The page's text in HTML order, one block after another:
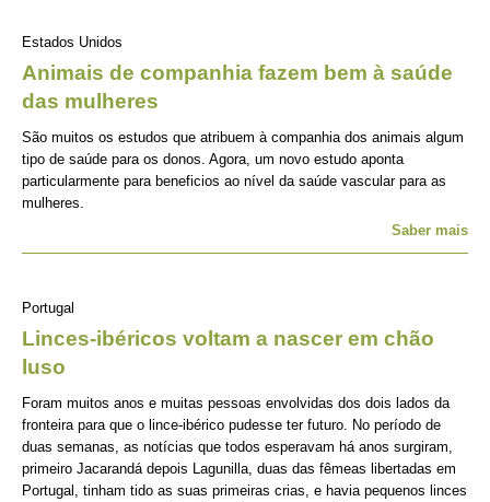
Estados Unidos
Animais de companhia fazem bem à saúde
das mulheres
São muitos os estudos que atribuem à companhia dos animais algum
tipo de saúde para os donos. Agora, um novo estudo aponta
particularmente para beneficios ao nível da saúde vascular para as
mulheres.
Saber mais
Portugal
Linces-ibéricos voltam a nascer em chão
luso
Foram muitos anos e muitas pessoas envolvidas dos dois lados da
fronteira para que o lince-ibérico pudesse ter futuro. No período de
duas semanas, as notícias que todos esperavam há anos surgiram,
primeiro Jacarandá depois Lagunilla, duas das fêmeas libertadas em
Portugal, tinham tido as suas primeiras crias, e havia pequenos linces